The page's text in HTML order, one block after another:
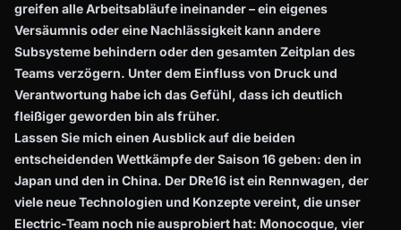
greifen alle Arbeitsabläufe ineinander – ein eigenes
Versäumnis oder eine Nachlässigkeit kann andere
Subsysteme behindern oder den gesamten Zeitplan des
Teams verzögern. Unter dem Einfluss von Druck und
Verantwortung habe ich das Gefühl, dass ich deutlich
fleißiger geworden bin als früher.
Lassen Sie mich einen Ausblick auf die beiden
entscheidenden Wettkämpfe der Saison 16 geben: den in
Japan und den in China. Der DRe16 ist ein Rennwagen, der
viele neue Technologien und Konzepte vereint, die unser
Electric-Team noch nie ausprobiert hat: Monocoque, vier